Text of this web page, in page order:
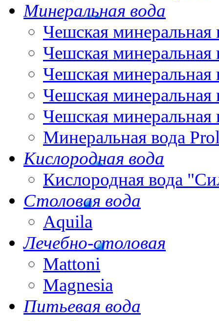
Минеральная вода
Чешская минеральная
Чешская минеральная
Чешская минеральная
Чешская минеральная
Чешская минеральная
Минеральная вода
Кислородная вода
Кислородная вода
Столовая вода
Aquila
Лечебно-столовая
Mattoni
Magnesia
Питьевая вода